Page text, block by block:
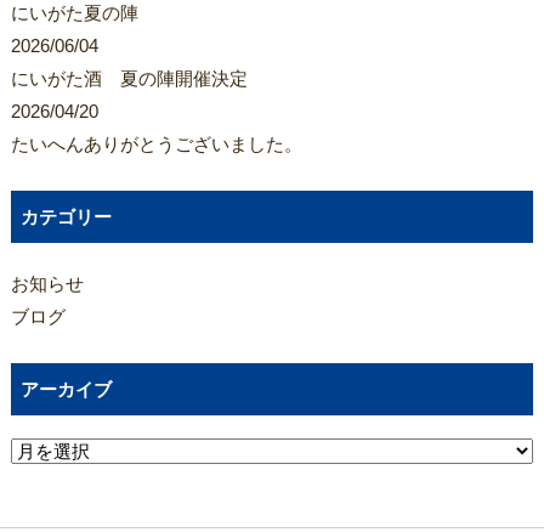
にいがた夏の陣
2026/06/04
にいがた酒 夏の陣開催決定
2026/04/20
たいへんありがとうございました。
カテゴリー
お知らせ
ブログ
アーカイブ